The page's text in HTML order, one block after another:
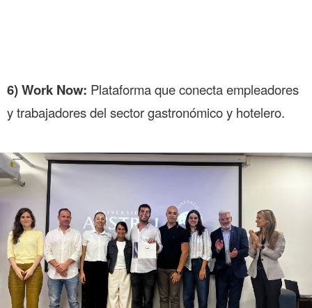
6) Work Now: Plataforma que conecta empleadores
y trabajadores del sector gastronómico y hotelero.